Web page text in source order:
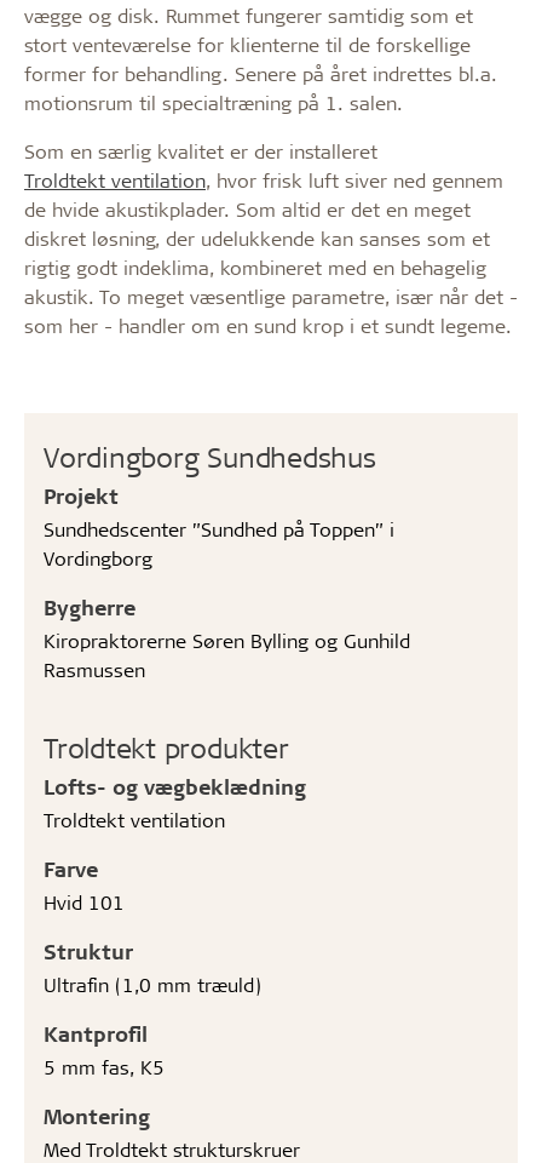
Vordingborg Sundhedshus
Projekt
Sundhedscenter ”Sundhed på Toppen” i
Vordingborg
Bygherre
Kiropraktorerne Søren Bylling og Gunhild
Rasmussen
Troldtekt produkter
Lofts- og vægbeklædning
Troldtekt ventilation
Farve
Hvid 101
Struktur
Ultrafin (1,0 mm træuld)
Kantprofil
5 mm fas, K5
Montering
Med Troldtekt strukturskruer
vægge og disk. Rummet fungerer samtidig som et
stort venteværelse for klienterne til de forskellige
former for behandling. Senere på året indrettes bl.a.
motionsrum til specialtræning på 1. salen.
Som en særlig kvalitet er der installeret
Troldtekt ventilation, hvor frisk luft siver ned gennem
de hvide akustikplader. Som altid er det en meget
diskret løsning, der udelukkende kan sanses som et
rigtig godt indeklima, kombineret med en behagelig
akustik. To meget væsentlige parametre, især når det -
som her - handler om en sund krop i et sundt legeme.